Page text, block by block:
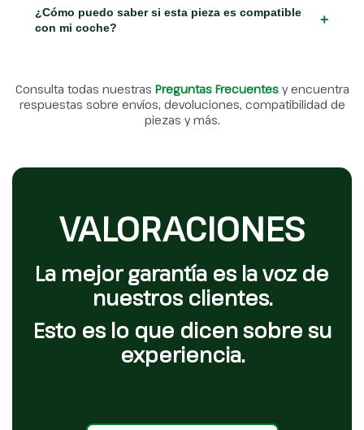
¿Cómo puedo saber si esta pieza es compatible
con mi coche?
+
Consulta todas nuestras Preguntas Frecuentes y encuentra
respuestas sobre envíos, devoluciones, compatibilidad de
piezas y más.
VALORACIONES
La mejor garantía es la voz de
nuestros clientes.
Esto es lo que dicen sobre su
experiencia.